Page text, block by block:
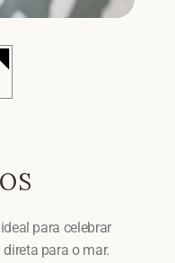
para celebrar
para o mar.